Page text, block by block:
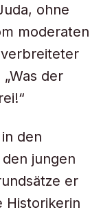
ohne
moderaten
verbreiteter
der
den
jungen
er
Historikerin